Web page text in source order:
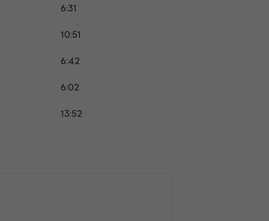
6:31
10:51
6:42
6:02
13:52